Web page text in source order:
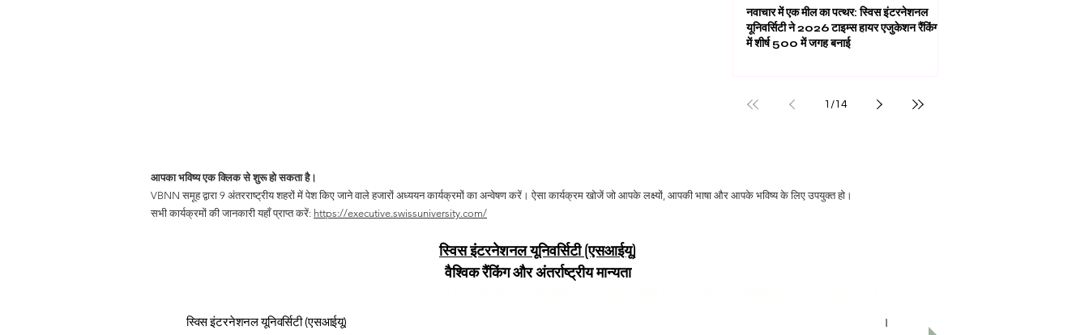
नवाचार में एक मील का पत्थर: स्विस इंटरनेशनल
यूनिवर्सिटी ने 2026 टाइम्स हायर एजुकेशन रैंकिंग
में शीर्ष 500 में जगह बनाई
1 /14
आपका भविष्य एक क्लिक से शुरू हो सकता है।
VBNN समूह द्वारा 9 अंतरराष्ट्रीय शहरों में पेश किए जाने वाले हजारों अध्ययन कार्यक्रमों का अन्वेषण करें। ऐसा कार्यक्रम खोजें जो आपके लक्ष्यों, आपकी भाषा और आपके भविष्य के लिए उपयुक्त हो।
सभी कार्यक्रमों की जानकारी यहाँ प्राप्त करें: https://executive.swissuniversity.com/
स्विस इंटरनेशनल यूनिवर्सिटी (एसआईयू)
वैश्विक रैंकिंग और अंतर्राष्ट्रीय मान्यता
स्विस इंटरनेशनल यूनिवर्सिटी (एसआईयू) ।